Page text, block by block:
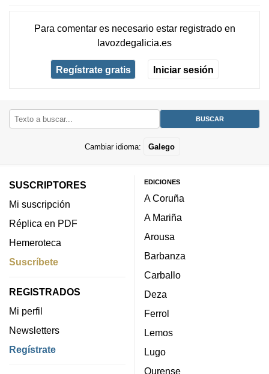
Para comentar es necesario estar registradoen
lavozdegalicia.es
Regístrate gratis Iniciar sesión
Cambiar idioma: Galego
SUSCRIPTORES
Mi suscripción
Réplica en PDF
Hemeroteca
Suscríbete
REGISTRADOS
Mi perfil
Newsletters
Regístrate
EDICIONES
A Coruña
A Mariña
Arousa
Barbanza
Carballo
Deza
Ferrol
Lemos
Lugo
Ourense